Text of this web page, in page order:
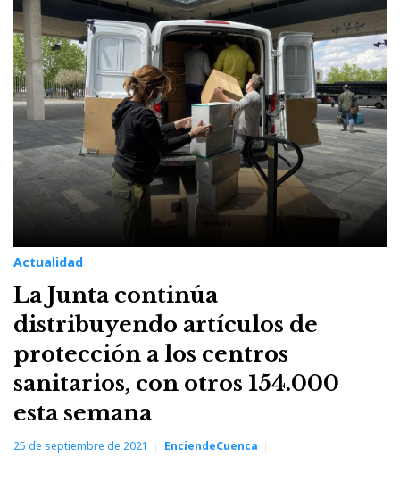
Actualidad
La Junta continúa
distribuyendo artículos de
protección a los centros
sanitarios, con otros 154.000
esta semana
25 de septiembre de 2021 EnciendeCuenca